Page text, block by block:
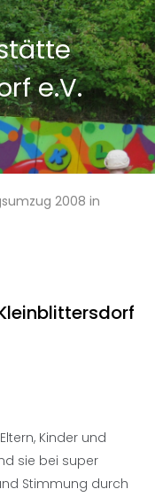
e.V.
2008 in
Kinder und
sie bei super
Stimmung durch